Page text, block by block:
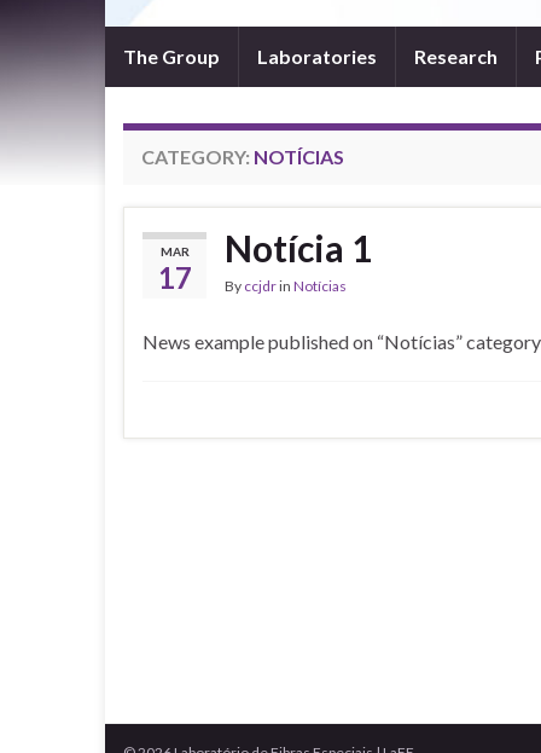
The Group Laboratories Research
CATEGORY: NOTÍCIAS
MAR
17
Notícia 1
By ccjdrin Notícias
News example published on “Notícias” category